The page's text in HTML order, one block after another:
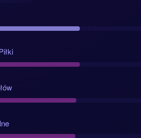
zamyka sprawy. Najlepsze mecze Korei